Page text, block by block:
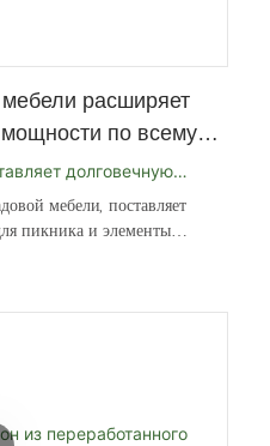
расширяет
по всему
долговечную
мебели, поставляет
пикника и элементы